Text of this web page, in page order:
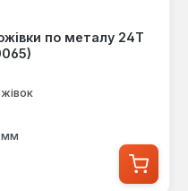
по металу 24T
мм